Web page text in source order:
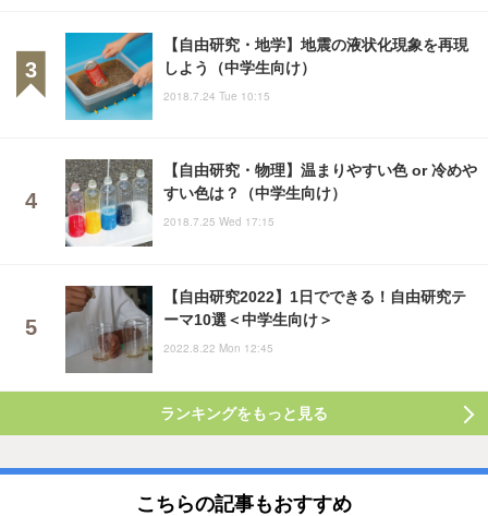
【自由研究・地学】地震の液状化現象を再現
しよう（中学生向け）
2018.7.24 Tue 10:15
【自由研究・物理】温まりやすい色 or 冷めや
すい色は？（中学生向け）
2018.7.25 Wed 17:15
【自由研究2022】1日でできる！自由研究テ
ーマ10選＜中学生向け＞
2022.8.22 Mon 12:45
ランキングをもっと見る
こちらの記事もおすすめ